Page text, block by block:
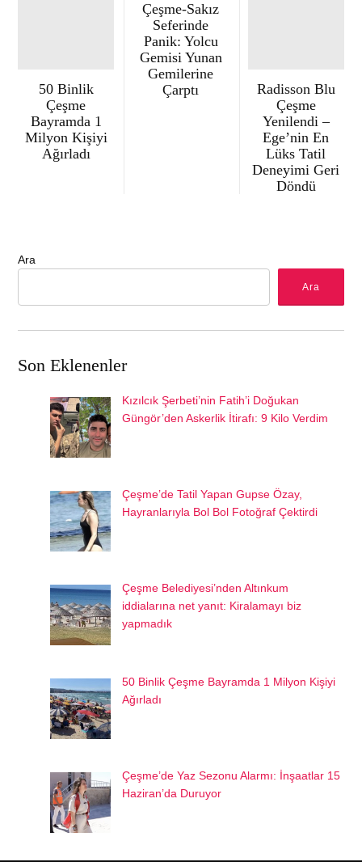
50 Binlik
Çeşme
Bayramda 1
Milyon Kişiyi
Ağırladı
Çeşme-Sakız
Seferinde
Panik: Yolcu
Gemisi Yunan
Gemilerine
Çarptı
Radisson Blu
Çeşme
Yenilendi –
Ege’nin En
Lüks Tatil
Deneyimi Geri
Döndü
Ara
Ara
Son Eklenenler
Kızılcık Şerbeti’nin Fatih’i Doğukan
Güngör’den Askerlik İtirafı: 9 Kilo Verdim
Çeşme’de Tatil Yapan Gupse Özay,
Hayranlarıyla Bol Bol Fotoğraf Çektirdi
Çeşme Belediyesi’nden Altınkum
iddialarına net yanıt: Kiralamayı biz
yapmadık
50 Binlik Çeşme Bayramda 1 Milyon Kişiyi
Ağırladı
Çeşme’de Yaz Sezonu Alarmı: İnşaatlar 15
Haziran’da Duruyor